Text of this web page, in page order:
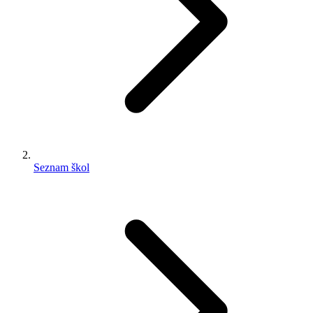
Seznam škol